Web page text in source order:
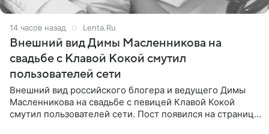
14 часов назад Lenta.Ru
Внешний вид Димы Масленникова на
свадьбе с Клавой Кокой смутил
пользователей сети
Внешний вид российского блогера и ведущего Димы
Масленникова на свадьбе с певицей Клавой Кокой
смутил пользователей сети. Пост появился на странице